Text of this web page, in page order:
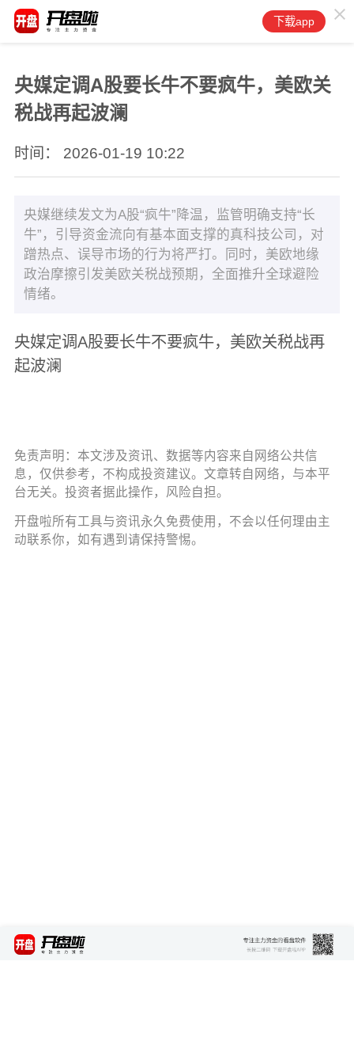
下载app
央媒定调A股要长牛不要疯牛，美欧关
税战再起波澜
时间： 2026-01-19 10:22
央媒继续发文为A股“疯牛”降温，监管明确支持“长
牛”，引导资金流向有基本面支撑的真科技公司，对
蹭热点、误导市场的行为将严打。同时，美欧地缘
政治摩擦引发美欧关税战预期，全面推升全球避险
情绪。
央媒定调A股要长牛不要疯牛，美欧关税战再
起波澜
免责声明：本文涉及资讯、数据等内容来自网络公共信
息，仅供参考，不构成投资建议。文章转自网络，与本平
台无关。投资者据此操作，风险自担。
开盘啦所有工具与资讯永久免费使用，不会以任何理由主
动联系你，如有遇到请保持警惕。